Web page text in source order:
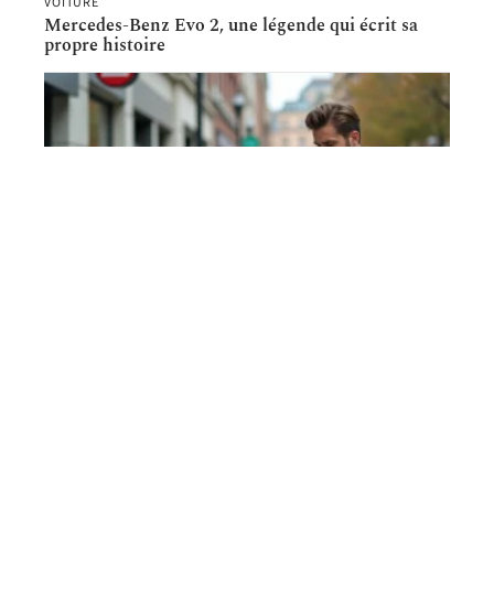
Mercedes-Benz Evo 2, une légende qui écrit sa
propre histoire